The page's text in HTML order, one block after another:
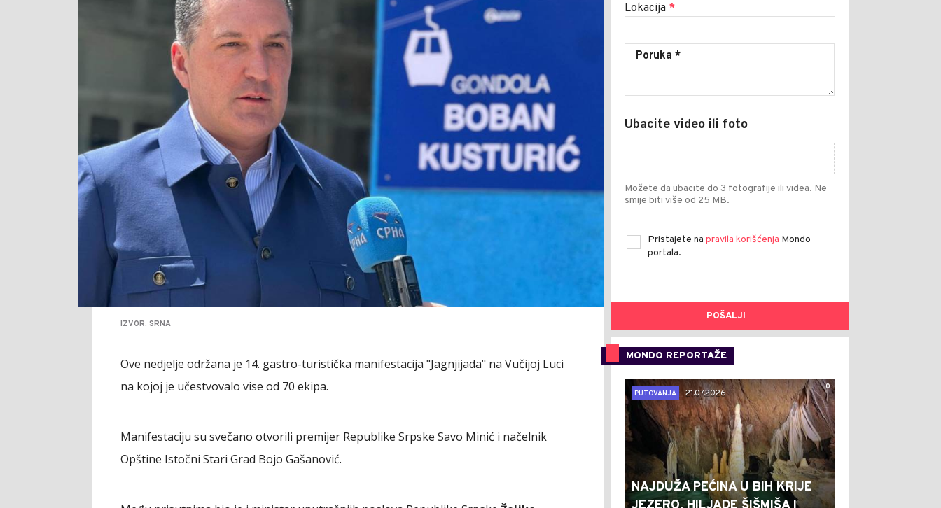
IZVOR: SRNA
Ove nedjelje održana je 14. gastro-turistička manifestacija "Jagnjijada" na Vučijoj Luci
na kojoj je učestvovalo vise od 70 ekipa.
Manifestaciju su svečano otvorili premijer Republike Srpske Savo Minić i načelnik
Opštine Istočni Stari Grad Bojo Gašanović.
Lokacija *
Ubacite video ili foto
Možete da ubacite do 3 fotografije ili videa. Ne
smije biti više od 25 MB.
Pristajete na pravila korišćenja Mondo
portala.
POŠALJI
MONDO REPORTAŽE
0
PUTOVANJA
21.07.2026.
NAJDUŽA PEĆINA U BIH KRIJE